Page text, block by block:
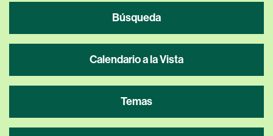
Búsqueda
Calendario a la Vista
Temas